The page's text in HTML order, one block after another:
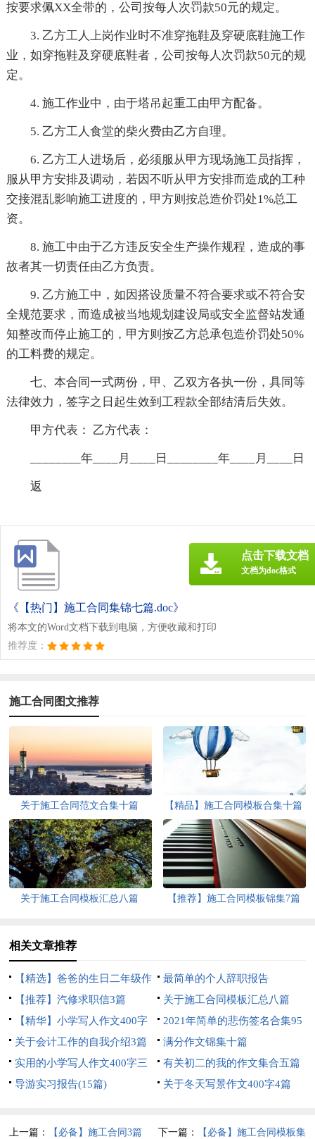
按要求佩XX全带的，公司按每人次罚款50元的规定。
3. 乙方工人上岗作业时不准穿拖鞋及穿硬底鞋施工作
业，如穿拖鞋及穿硬底鞋者，公司按每人次罚款50元的规
定。
4. 施工作业中，由于塔吊起重工由甲方配备。
5. 乙方工人食堂的柴火费由乙方自理。
6. 乙方工人进场后，必须服从甲方现场施工员指挥，
服从甲方安排及调动，若因不听从甲方安排而造成的工种
交接混乱影响施工进度的，甲方则按总造价罚处1%总工
资。
8. 施工中由于乙方违反安全生产操作规程，造成的事
故者其一切责任由乙方负责。
9. 乙方施工中，如因搭设质量不符合要求或不符合安
全规范要求，而造成被当地规划建设局或安全监督站发通
知整改而停止施工的，甲方则按乙方总承包造价罚处50%
的工料费的规定。
七、本合同一式两份，甲、乙双方各执一份，具同等
法律效力，签字之日起生效到工程款全部结清后失效。
甲方代表： 乙方代表：
________年____月____日________年____月____日
返
《【热门】施工合同集锦七篇.doc》
将本文的Word文档下载到电脑，方便收藏和打印
推荐度：
点击下载文档
文档为doc格式
施工合同图文推荐
关于施工合同范文合集十篇 【精品】施工合同模板合集十篇
关于施工合同模板汇总八篇 【推荐】施工合同模板锦集7篇
相关文章推荐
【精选】爸爸的生日二年级作
文三篇
最简单的个人辞职报告
【推荐】汽修求职信3篇
关于施工合同模板汇总八篇
【精华】小学写人作文400字
汇编5篇
2021年简单的悲伤签名合集95
句
关于会计工作的自我介绍3篇
满分作文锦集十篇
实用的小学写人作文400字三
篇
有关初二的我的作文集合五篇
导游实习报告(15篇)
关于冬天写景作文400字4篇
上一篇： 【必备】施工合同3篇 下一篇： 【必备】施工合同模板集